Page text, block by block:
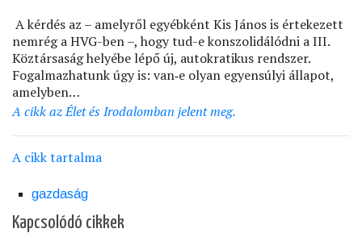
A kérdés az – amelyről egyébként Kis János is értekezett
nemrég a HVG-ben –, hogy tud-e konszolidálódni a III.
Köztársaság helyébe lépő új, autokratikus rendszer.
Fogalmazhatunk úgy is: van‑e olyan egyensúlyi állapot,
amelyben…
A cikk az Élet és Irodalomban jelent meg.
A cikk tartalma
gazdaság
Kapcsolódó cikkek